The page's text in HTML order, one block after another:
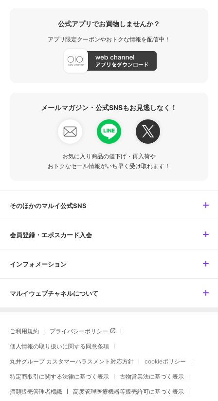
公式アプリでお買物しませんか？
アプリ限定クーポンやおトクな情報を配信中！
メールマガジン・公式SNSもお見逃しなく！
お気に入り商品の値下げ・再入荷や
おトクなセール情報がいち早く受け取れます！
そのほかのマルイ公式SNS
会員登録・エポスカード入会
インフォメーション
マルイウェブチャネルについて
ご利用規約 プライバシーポリシー
個人情報の取り扱いに関する同意条項
丸井グループ カスタマーハラスメント対応方針 cookieポリシー
特定商取引に関する法律に基づく表示 古物営業法に基づく表示
酒類販売管理者標識 高度管理医療機器等販売許可に基づく表示